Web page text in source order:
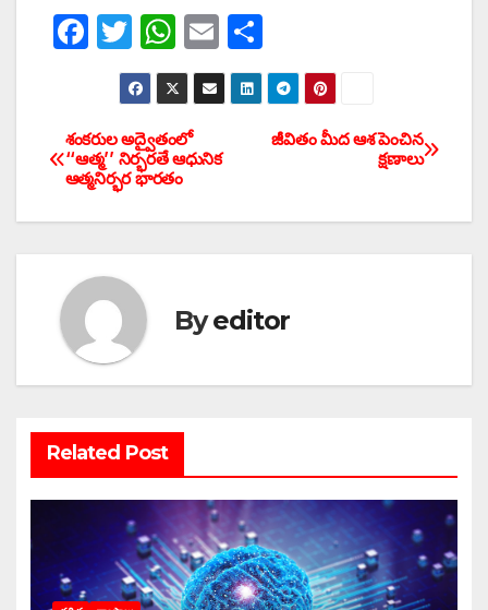
F
e
b
k
T
w
itt
er
W
h
at
s
A
E
m
ail
h
ar
e
Post
navigation
జీవితం మీద ఆశ పెంచిన
క్షణాలు
శంకరుల అద్వైతంలో
‘‘ఆత్మ’’ నిర్భరతే ఆధునిక
ఆత్మనిర్భర భారతం
Byeditor
Related Post